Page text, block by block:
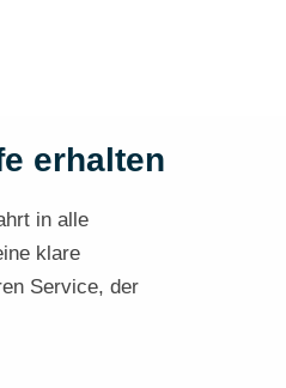
erhalten
in alle
klare
Service, der